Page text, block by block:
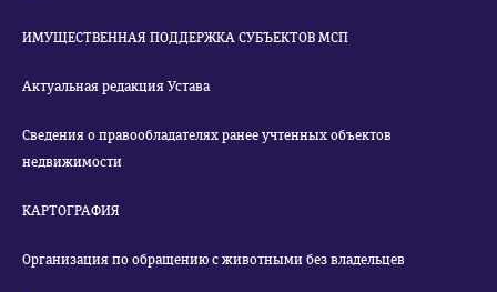
ИМУЩЕСТВЕННАЯ ПОДДЕРЖКА СУБЪЕКТОВ МСП
Актуальная редакция Устава
Сведения о правообладателях ранее учтенных объектов
недвижимости
КАРТОГРАФИЯ
Организация по обращению с животными без владельцев